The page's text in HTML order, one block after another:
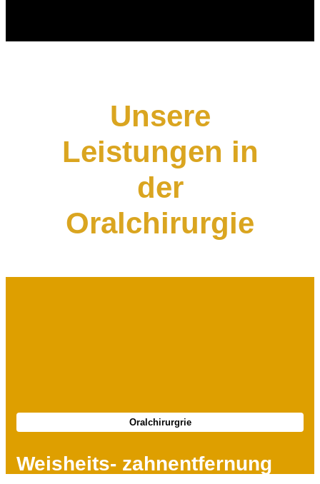
Unsere
Leistungen in
der
Oralchirurgie
Oralchirurgrie
Weisheits- zahnentfernung